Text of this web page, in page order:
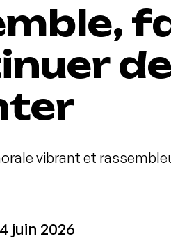
de
vibrant et
juin 2026